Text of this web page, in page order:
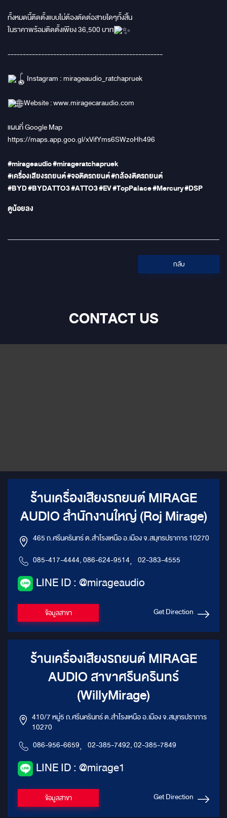
ทั้งหมดนี้ติดตั้งแบบไม่ต้องตัดต่อสายใดๆทั้งสิ้น
ในราคาพร้อมติดตั้งเพียง 36,500 บาท
---------------------------------------------------
Instagram : mirageaudio_ratchapruek
Website :www.miragecaraudio.com
แผนที่ Google Map
https://maps.app.goo.gl/xVifYms6SWzoHh496
#mirageaudio#mirageratchapruek
#เครื่องเสียงรถยนต์#จอติดรถยนต์#กล้องติดรถยนต์
#BYD#BYDATTO3#ATTO3#EV#TopPalace#Mercury#DSP
ดูน้อยลง
กลับ
CONTACT US
ร้านเครื่องเสียงรถยนต์ MIRAGE
AUDIO สำนักงานใหญ่ (Roj Mirage)
465 ถ.ศรีนครินทร์ ต.สำโรงเหนือ อ.เมือง จ.สมุทรปราการ 10270
085-417-4444, 086-624-9514, 02-383-4555
LINE ID : @mirageaudio
ข้อมูลสาขา Get Direction
ร้านเครื่องเสียงรถยนต์ MIRAGE
AUDIO สาขาศรีนครินทร์
(WillyMirage)
410/7 หมู่5 ถ.ศรีนครินทร์ ต.สำโรงเหนือ อ.เมือง จ.สมุทรปราการ
10270
086-956-6659, 02-385-7492, 02-385-7849
LINE ID : @mirage1
ข้อมูลสาขา Get Direction